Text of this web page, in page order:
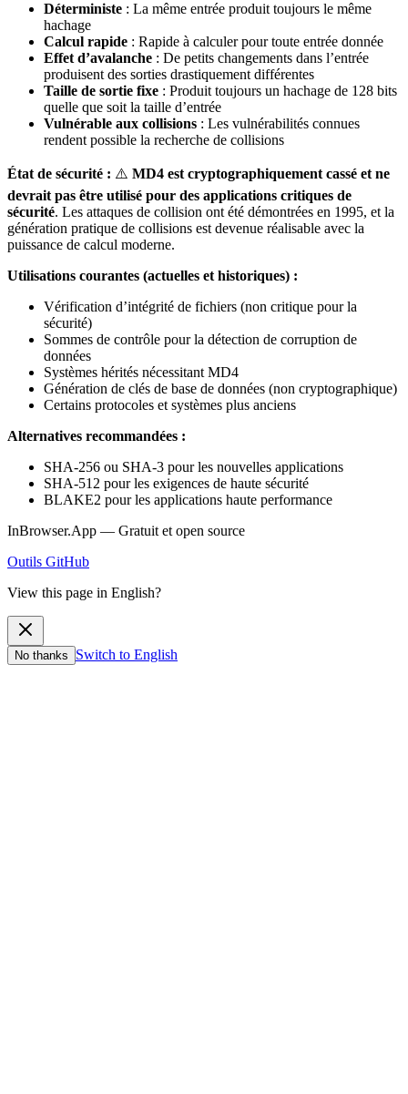
Déterministe : La même entrée produit toujours le même
hachage
Calcul rapide : Rapide à calculer pour toute entrée donnée
Effet d’avalanche : De petits changements dans l’entrée
produisent des sorties drastiquement différentes
Taille de sortie fixe : Produit toujours un hachage de 128 bits
quelle que soit la taille d’entrée
Vulnérable aux collisions : Les vulnérabilités connues
rendent possible la recherche de collisions
État de sécurité : ⚠️ MD4 est cryptographiquement cassé et ne
devrait pas être utilisé pour des applications critiques de
sécurité. Les attaques de collision ont été démontrées en 1995, et la
génération pratique de collisions est devenue réalisable avec la
puissance de calcul moderne.
Utilisations courantes (actuelles et historiques) :
Vérification d’intégrité de fichiers (non critique pour la
sécurité)
Sommes de contrôle pour la détection de corruption de
données
Systèmes hérités nécessitant MD4
Génération de clés de base de données (non cryptographique)
Certains protocoles et systèmes plus anciens
Alternatives recommandées :
SHA-256 ou SHA-3 pour les nouvelles applications
SHA-512 pour les exigences de haute sécurité
BLAKE2 pour les applications haute performance
InBrowser.App — Gratuit et open source
Outils GitHub
View this page in English?
No thanks Switch to English